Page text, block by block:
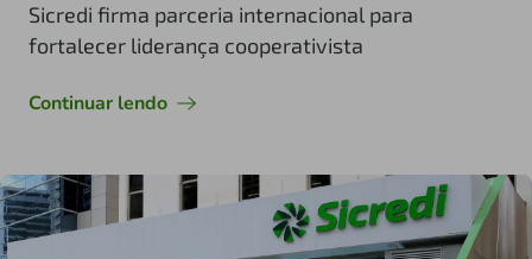
Sicredi firma parceria internacional para
fortalecer liderança cooperativista
Continuar lendo